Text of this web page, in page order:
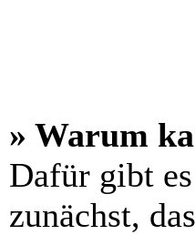
» Warum
Dafür gibt
zunächst,